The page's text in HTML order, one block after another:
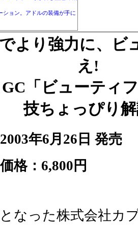
ション。アドルの装備が手に
より強力に、ビ
え!
「ビューティ
技ちょっぴり
2003年6月26日 発売
価格：6,800円
なった株式会社カ